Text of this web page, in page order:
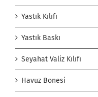
Yastık Kılıfı
Yastık Baskı
Seyahat Valiz Kılıfı
Havuz Bonesi